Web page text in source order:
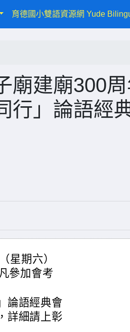
育德國小雙語資源網 Yude
廟建廟300
行」論語經
星期六）
參加會考
論語經典會
詳細請上彰